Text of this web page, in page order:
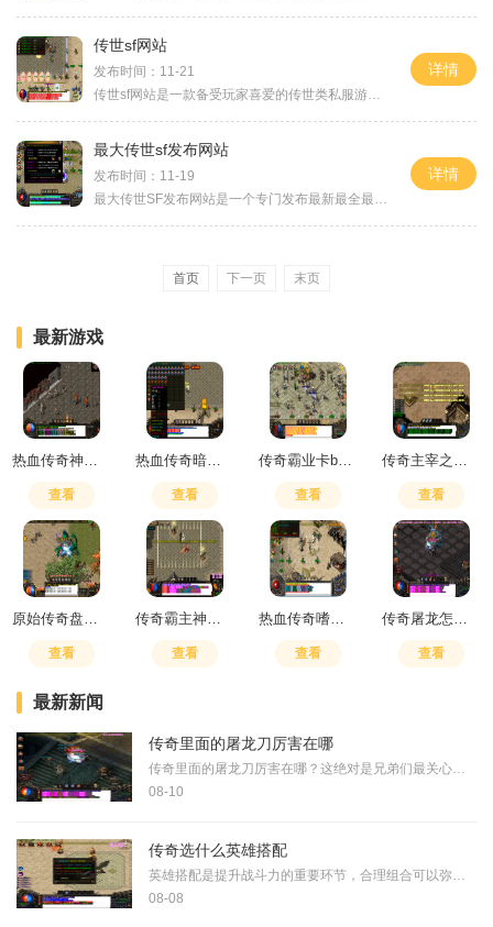
传世sf网站
发布时间：11-21
传世sf网站是一款备受玩家喜爱的传世类私服游戏网站，它独具特色的游戏玩法和精彩的游戏剧情吸引了大量玩家的关注。在传世sf网站中，玩家可以体验到传世类游戏的精髓和乐趣。传
详情
最大传世sf发布网站
发布时间：11-19
最大传世SF发布网站是一个专门发布最新最全最热门传世私服的平台。传世私服是一种衍生自经典游戏《传奇》的长寿游戏类型，吸引了无数玩家的热爱和参与。为了让广大游戏玩家能够
详情
首页 下一页 末页
最新游戏
热血传奇神秘暗殿爆什么装备
查看
热血传奇暗之骷髅精灵在哪
查看
传奇霸业卡boss教学
查看
传奇主宰之剑融炼多少声望
查看
原始传奇盘古装备合成
查看
传奇霸主神器合成技巧攻略
查看
热血传奇嗜血术和灵魂火符哪个厉害一点
查看
传奇屠龙怎么升级装备技能
查看
最新新闻
传奇里面的屠龙刀厉害在哪
传奇里面的屠龙刀厉害在哪？这绝对是兄弟们最关心的话题！它那攻击力在战士武器里属于顶尖水平，上限高得吓人，下限也比不少武器稳当，砍起怪来刀刀到肉的感觉特别爽。更关键
08-10
传奇选什么英雄搭配
英雄搭配是提升战斗力的重要环节，合理组合可以弥补单一职业的不足。战士、法师和道士是常见的基础职业选择，每个职业都有独特的技能和战斗风格。战士擅长正面作战，具有高攻
08-08